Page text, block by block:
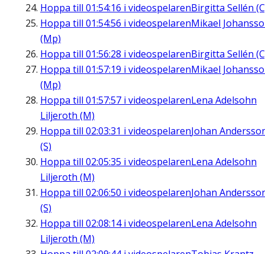
Hoppa till 01:54:16 i videospelarenBirgitta Sellén
Hoppa till 01:54:56 i videospelarenMikael
(Mp)
Hoppa till 01:56:28 i videospelarenBirgitta Sellén
Hoppa till 01:57:19 i videospelarenMikael
(Mp)
Hoppa till 01:57:57 i videospelarenLena Adelsohn
Liljeroth (M)
Hoppa till 02:03:31 i videospelarenJohan
(S)
Hoppa till 02:05:35 i videospelarenLena Adelsohn
Liljeroth (M)
Hoppa till 02:06:50 i videospelarenJohan
(S)
Hoppa till 02:08:14i videospelarenLena Adelsohn
Liljeroth (M)